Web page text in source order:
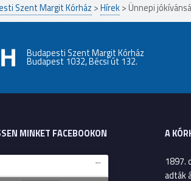
Szent Margit Kórház >Hírek> Ünnepi
Budapesti Szent Margit Kórház
Budapest 1032, Bécsi út 132.
MINKET FACEBOOKON A
1897.
adták